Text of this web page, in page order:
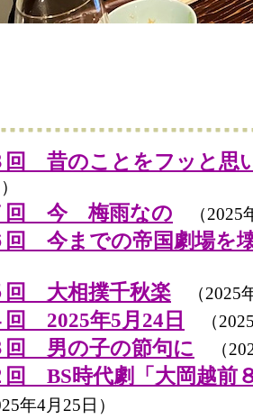
回 昔のことをフッと思
回 今 梅雨なの （2025
回 今までの帝国劇場を
回 大相撲千秋楽 （2025
回 2025年5月24日 （
回 男の子の節句に （
回 BS時代劇「大岡越前
年4月25日）